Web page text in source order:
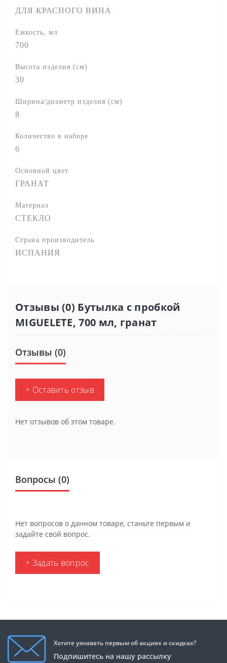
ДЛЯ КРАСНОГО ВИНА
Емкость, мл
700
Высота изделия (см)
30
Ширина/диаметр изделия (см)
8
Количество в наборе
6
Основной цвет
ГРАНАТ
Материал
СТЕКЛО
Страна производитель
ИСПАНИЯ
Отзывы (0) Бутылка с пробкой
MIGUELETE, 700 мл, гранат
Отзывы (0)
+ Оставить отзыв
Нет отзывов об этом товаре.
Вопросы (0)
Нет вопросов о данном товаре, станьте первым и
задайте свой вопрос.
+ Задать вопрос
Хотите узнавать первым об акциях и скидках?
Подпишитесь на нашу рассылку